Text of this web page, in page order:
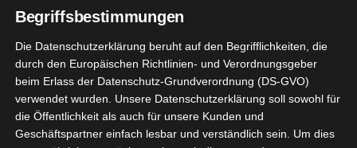
Mein Testpaket hat etwas auf sich warten lassen,
umso größer war die Freude, als ich es endlich
bekam.
Dank#markenjuryund@schwarzkopfpro.de
Begriffsbestimmungen
Die Datenschutzerklärung beruht auf den Begrifflichkeiten, die
durch den Europäischen Richtlinien- und Verordnungsgeber
beim Erlass der Datenschutz-Grundverordnung (DS-GVO)
verwendet wurden. Unsere Datenschutzerklärung soll sowohl für
die Öffentlichkeit als auch für unsere Kunden und
Geschäftspartner einfach lesbar und verständlich sein. Um dies